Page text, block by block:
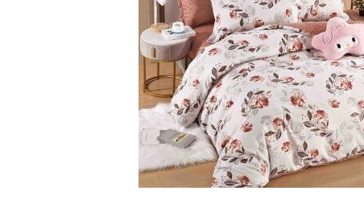
Lenjerii De Pat Creponate
Lenjerii De Pat Bumbac Poplin 2
Lenjerii De Pat Bumbac Poplin,
Lenjerii De Pat Bumbac Satinat 2